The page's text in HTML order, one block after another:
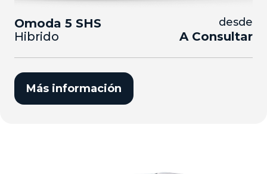
Omoda 5 SHS
Hibrido
desde
A Consultar
Más información